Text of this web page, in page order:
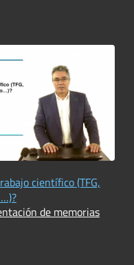
científico (TFG,
de memorias